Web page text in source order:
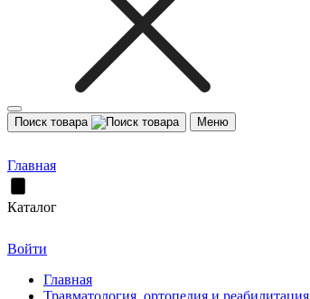
Поиск товара Меню
Главная
Каталог
Войти
Главная
Травматология, ортопедия и реабилитация